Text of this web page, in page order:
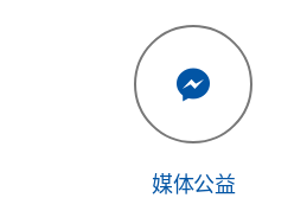
媒体公益